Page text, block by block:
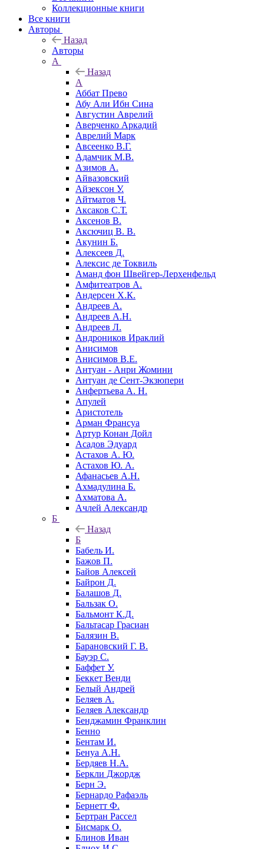
Коллекционные книги
Все книги
Авторы
Назад
Авторы
А
Назад
А
Аббат Прево
Абу Али Ибн Сина
Августин Аврелий
Аверченко Аркадий
Аврелий Марк
Авсеенко В.Г.
Адамчик М.В.
Азимов А.
Айвазовский
Айзексон У.
Айтматов Ч.
Аксаков С.Т.
Аксенов В.
Аксючиц В. В.
Акунин Б.
Алексеев Д.
Алексис де Токвиль
Аманд фон Швейгер-Лерхенфельд
Амфитеатров А.
Андерсен Х.К.
Андреев А.
Андреев А.Н.
Андреев Л.
Андроников Ираклий
Анисимов
Анисимов В.Е.
Антуан - Анри Жомини
Антуан де Сент-Экзюпери
Анфертьева А. Н.
Апулей
Аристотель
Арман Франсуа
Артур Конан Дойл
Асадов Эдуард
Астахов А. Ю.
Астахов Ю. А.
Афанасьев А.Н.
Ахмадулина Б.
Ахматова А.
Ачлей Александр
Б
Назад
Б
Бабель И.
Бажов П.
Байов Алексей
Байрон Д.
Балашов Д.
Бальзак О.
Бальмонт К.Д.
Бальтасар Грасиан
Балязин В.
Барановский Г. В.
Бауэр С.
Баффет У.
Беккет Венди
Белый Андрей
Беляев А.
Беляев Александр
Бенджамин Франклин
Бенно
Бентам И.
Бенуа А.Н.
Бердяев Н.А.
Беркли Джордж
Берн Э.
Бернардо Рафаэль
Бернетт Ф.
Бертран Рассел
Бисмарк О.
Блинов Иван